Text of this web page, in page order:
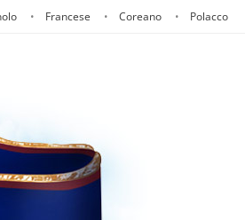
Francese Coreano Polacco